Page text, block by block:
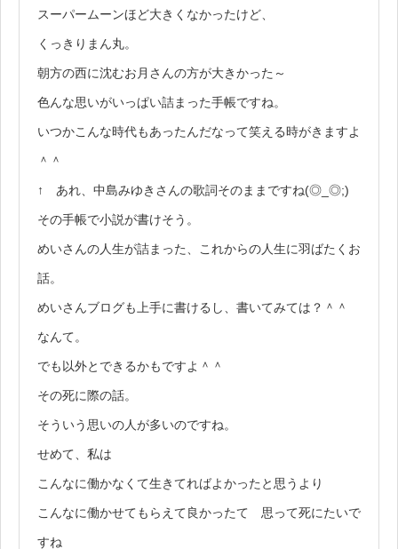
スーパームーンほど大きくなかったけど、
くっきりまん丸。
朝方の西に沈むお月さんの方が大きかった～
色んな思いがいっぱい詰まった手帳ですね。
いつかこんな時代もあったんだなって笑える時がきますよ
＾＾
↑ あれ、中島みゆきさんの歌詞そのままですね(◎_◎;)
その手帳で小説が書けそう。
めいさんの人生が詰まった、これからの人生に羽ばたくお
話。
めいさんブログも上手に書けるし、書いてみては？＾＾
なんて。
でも以外とできるかもですよ＾＾
その死に際の話。
そういう思いの人が多いのですね。
せめて、私は
こんなに働かなくて生きてればよかったと思うより
こんなに働かせてもらえて良かったて 思って死にたいで
すね